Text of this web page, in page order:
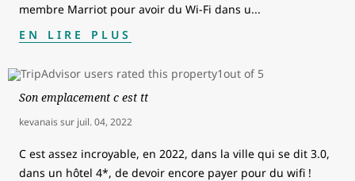
membre Marriot pour avoir du Wi-Fi dans u...
EN LIRE PLUS
Son emplacement c est tt
kevanais sur juil. 04, 2022
C est assez incroyable, en 2022, dans la ville qui se dit 3.0,
dans un hôtel 4*, de devoir encore payer pour du wifi !